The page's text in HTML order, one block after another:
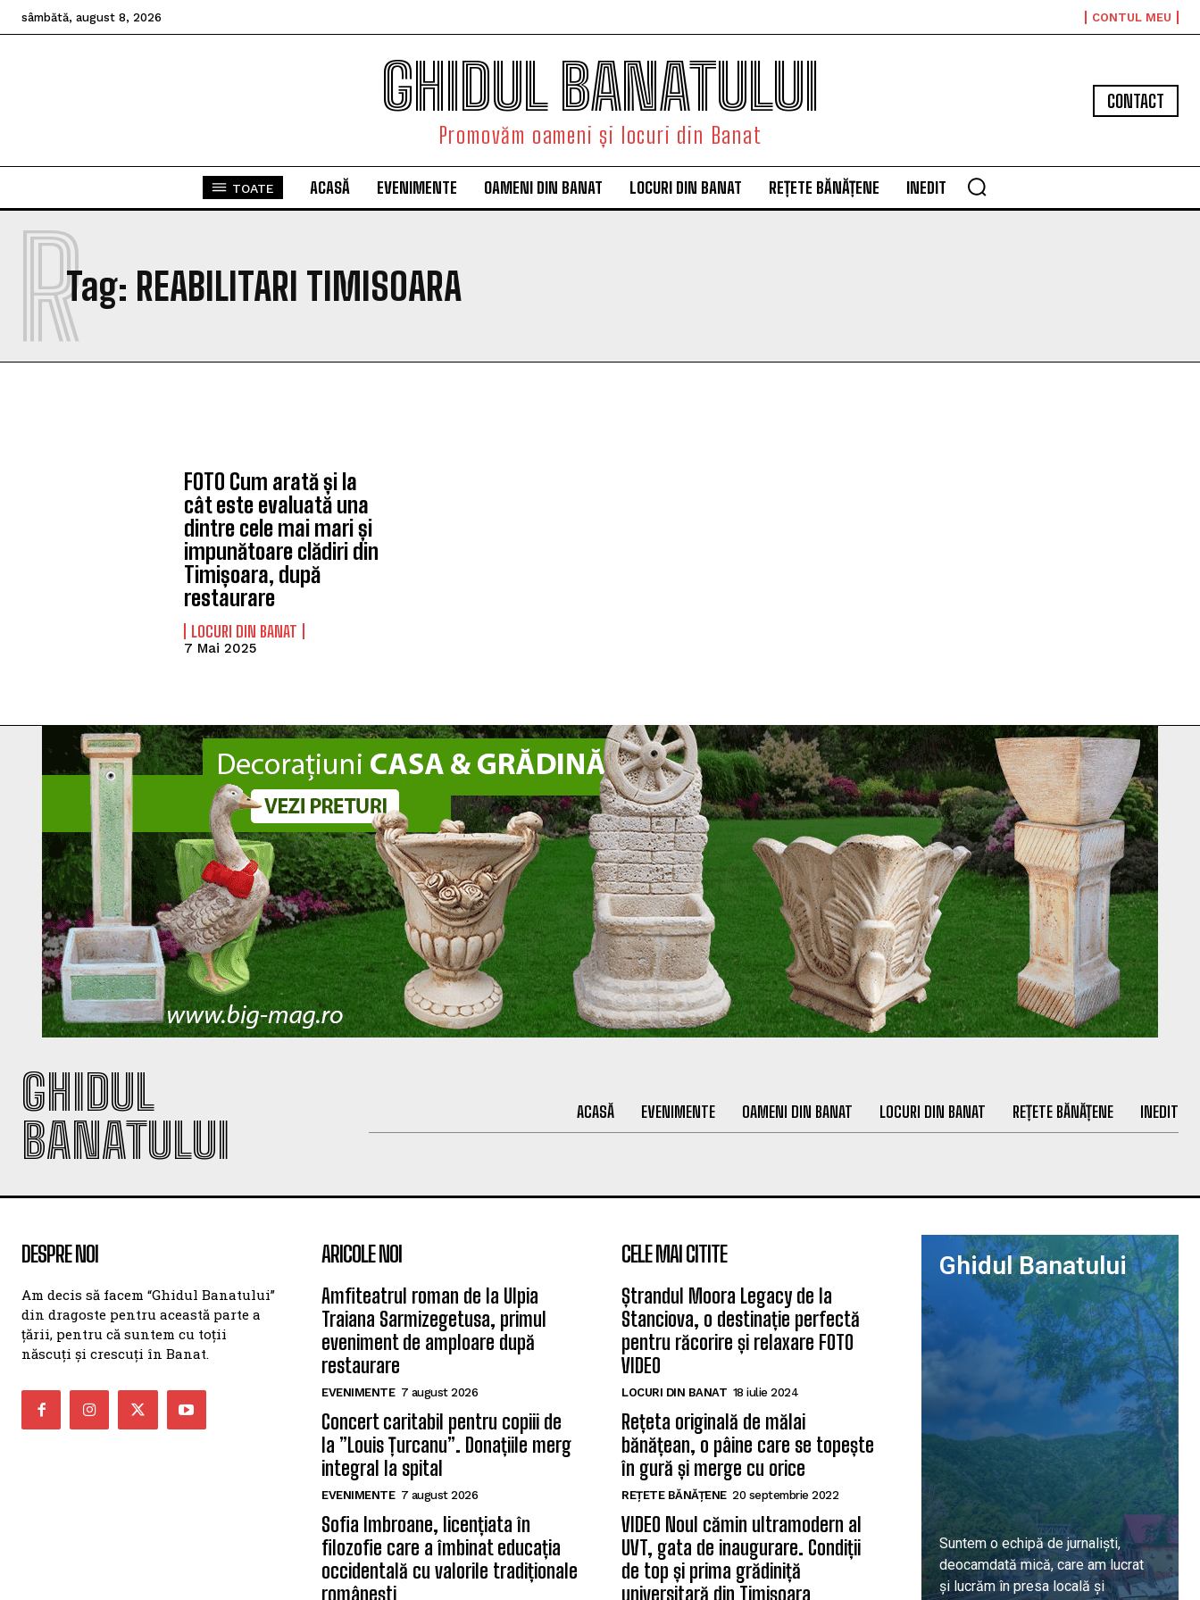
sâmbătă, august 8, 2026 CONTUL MEU
GHIDUL BANATULUI
Promovăm oameni și locuri din Banat
CONTACT
TOATE ACASĂ EVENIMENTE OAMENI DIN BANAT LOCURI DIN BANAT REȚETE BĂNĂȚENE INEDIT
Tag: REABILITARI TIMISOARA
R
FOTO Cum arată și la
cât este evaluată una
dintre cele mai mari și
impunătoare clădiri din
Timișoara, după
restaurare
LOCURI DIN BANAT
7 Mai 2025
GHIDUL
BANATULUI
ACASĂ EVENIMENTE OAMENI DIN BANAT LOCURI DIN BANAT REȚETE BĂNĂȚENE INEDIT
DESPRE NOI
Am decis să facem “Ghidul Banatului”
din dragoste pentru această parte a
țării, pentru că suntem cu toții
născuți și crescuți în Banat.
ARICOLE NOI
Amfiteatrul roman de la Ulpia
Traiana Sarmizegetusa, primul
eveniment de amploare după
restaurare
EVENIMENTE 7 august 2026
Concert caritabil pentru copiii de
la ”Louis Țurcanu”. Donațiile merg
integral la spital
EVENIMENTE 7 august 2026
Sofia Imbroane, licențiata în
filozofie care a îmbinat educația
occidentală cu valorile tradiționale
românești
CELE MAI CITITE
Ștrandul Moora Legacy de la
Stanciova, o destinație perfectă
pentru răcorire și relaxare FOTO
VIDEO
LOCURI DIN BANAT 18 iulie 2024
Rețeta originală de mălai
bănățean, o pâine care se topește
în gură și merge cu orice
REȚETE BĂNĂȚENE 20 septembrie 2022
VIDEO Noul cămin ultramodern al
UVT, gata de inaugurare. Condiții
de top și prima grădiniță
universitară din Timișoara
Ghidul Banatului
Suntem o echipă de jurnaliști,
deocamdată mică, care am lucrat
și lucrăm în presa locală și